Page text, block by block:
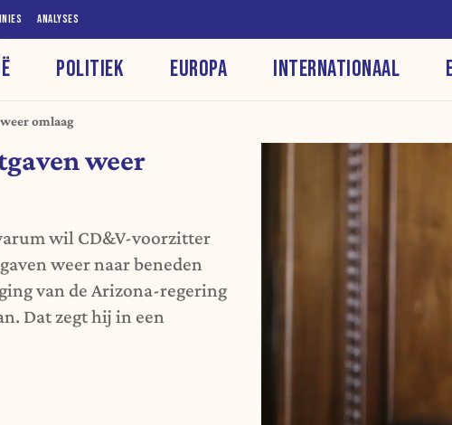
ANALYSES
POLITIEK EUROPA INTERNATIONAAL
omlaag
weer
wil CD&V-voorzitter
weer naar beneden
van de Arizona-regering
Dat zegt hij in een